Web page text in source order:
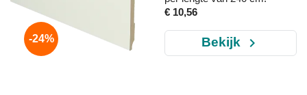
€ 10,56
Bekijk navigate_next
-24%